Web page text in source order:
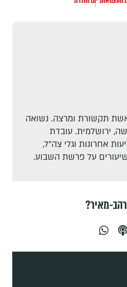
אשת תקשורת ומרצה. נשואה
ירושלמית. עובדת
אחרונות וגלי צה"ל,
על פרשת השבוע.
מאיר?